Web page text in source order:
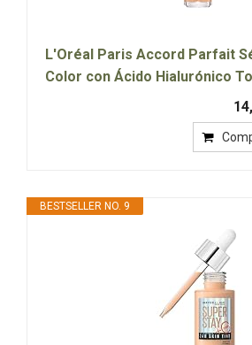
L'Oréal Paris Accord Parfait
Color con Ácido Hialurónico
BESTSELLER NO. 9